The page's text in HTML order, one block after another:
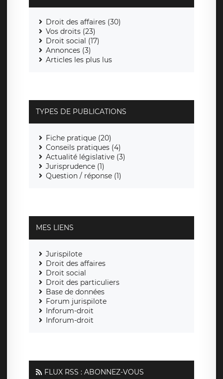
Droit des affaires (30)
Vos droits (23)
Droit social (17)
Annonces (3)
Articles les plus lus
TYPES DE PUBLICATIONS
Fiche pratique (20)
Conseils pratiques (4)
Actualité législative (3)
Jurisprudence (1)
Question / réponse (1)
MES LIENS
Jurispilote
Droit des affaires
Droit social
Droit des particuliers
Base de données
Forum jurispilote
Inforum-droit
Inforum-droit
FLUX RSS : ABONNEZ-VOUS